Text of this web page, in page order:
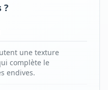
?
une texture
complète le
endives.